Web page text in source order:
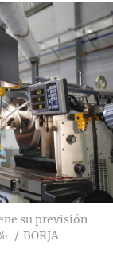
su previsión
BORJA